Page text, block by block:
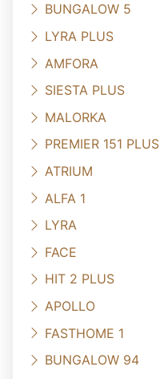
BUNGALOW 5
LYRA PLUS
AMFORA
SIESTA PLUS
MALORKA
PREMIER 151 PLUS
ATRIUM
ALFA 1
LYRA
FACE
HIT 2 PLUS
APOLLO
FASTHOME 1
BUNGALOW 94